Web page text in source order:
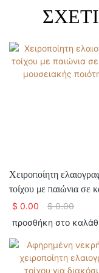
Χειροποίητη
τοίχου με παιώνια σε
μουσειακής ποιότητας,
$ 0.00 $0.00
προσθήκη στο